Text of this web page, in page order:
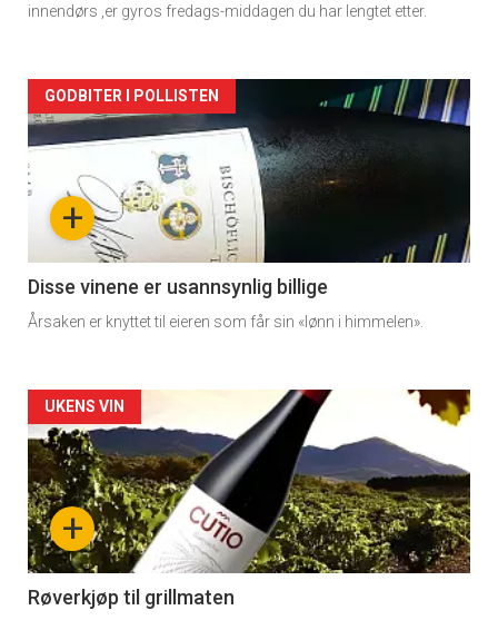
innendørs ,er gyros fredags-middagen du har lengtet etter.
Forsiden
akkurat
nå
3
+
GODBITER I POLLISTEN
Disse vinene er usannsynlig billige
Årsaken er knyttet til eieren som får sin «lønn i himmelen».
Forsiden
akkurat
nå
-
4
+
UKENS VIN
Røverkjøp til grillmaten